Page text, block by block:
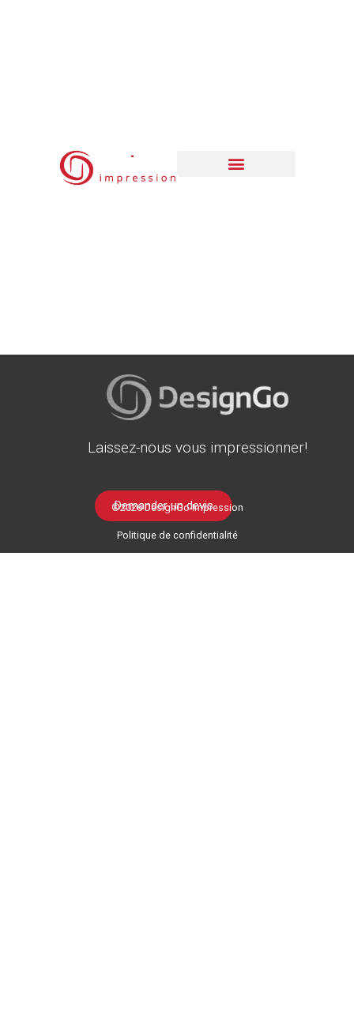
Laissez-nous vous impressionner!
Demander un devis
©2026 DesignGo Impression
Politique de confidentialité